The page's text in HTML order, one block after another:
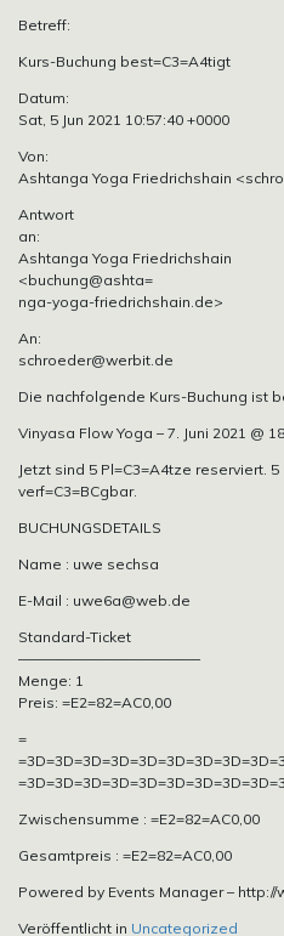
Betreff:
Kurs-Buchung best=C3=A4tigt
Datum:
Sat, 5 Jun 2021 10:57:40 +0000
Von:
Ashtanga Yoga Friedrichshain
Antwort
an:
Ashtanga Yoga Friedrichshain
<buchung@ashta=
nga-yoga-friedrichshain.de>
An:
schroeder@werbit.de
Die nachfolgende Kurs-Buchung ist
Vinyasa Flow Yoga – 7. Juni 2021 @
Jetzt sind 5 Pl=C3=A4tze reserviert.
verf=C3=BCgbar.
BUCHUNGSDETAILS
Name : uwe sechsa
E-Mail : uwe6a@web.de
Standard-Ticket
————————————–
Menge: 1
Preis: =E2=82=AC0,00
=
Zwischensumme : =E2=82=AC0,00
Gesamtpreis : =E2=82=AC0,00
Powered by Events Manager –
Veröffentlicht in Uncategorized